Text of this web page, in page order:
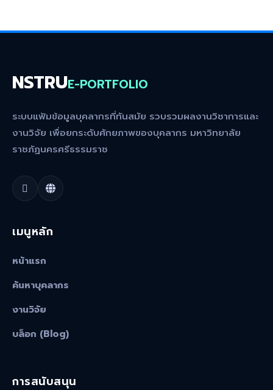
NSTRUE-PORTFOLIO
ระบบแฟ้มข้อมูลบุคลากรที่ทันสมัย รวบรวมผลงานวิชาการและ
งานวิจัย เพื่อยกระดับศักยภาพของบุคลากร มหาวิทยาลัย
ราชภัฏนครศรีธรรมราช
เมนูหลัก
หน้าแรก
ค้นหาบุคลากร
งานวิจัย
บล็อก (Blog)
การสนับสนุน